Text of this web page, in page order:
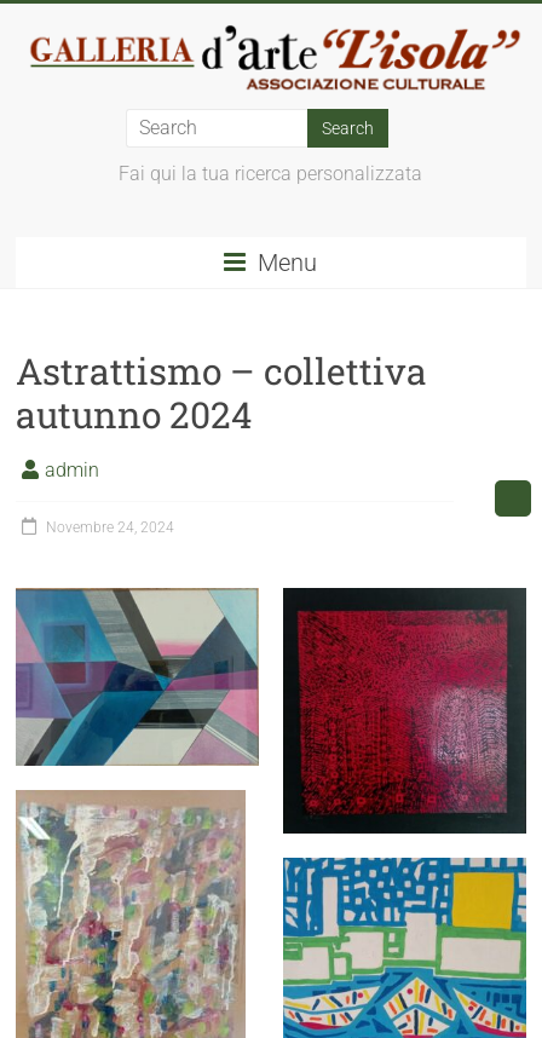
Fai qui la tua ricerca personalizzata
Menu
Astrattismo – collettiva
autunno 2024
admin
Novembre 24, 2024